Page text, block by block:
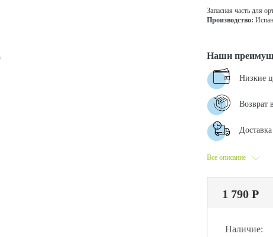
Запасная часть для
Производство:
Все описание
Наши
Низкие
Возврат
1 790 Р
Наличие: